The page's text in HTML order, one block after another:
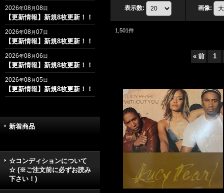
2026年08月08日
【更新情報】新規8枚更新！！
2026年08月07日
【更新情報】新規8枚更新！！
2026年08月06日
【更新情報】新規8枚更新！！
2026年08月05日
【更新情報】新規8枚更新！！
新着商品
☆コンディションについて
☆ (※ご注文前に必ずお読み
下さい！)
表示数: 画像:
1,501件
« 前 1